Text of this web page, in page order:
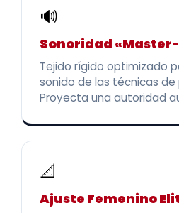
🔊
Sonoridad
Tejido rígido optimizado
sonido de las técnicas de
Proyecta una autoridad
📐
Ajuste Femenino